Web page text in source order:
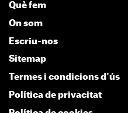
Què fem
On som
Escriu-nos
Sitemap
Termes i condicions d'ús
Política de privacitat